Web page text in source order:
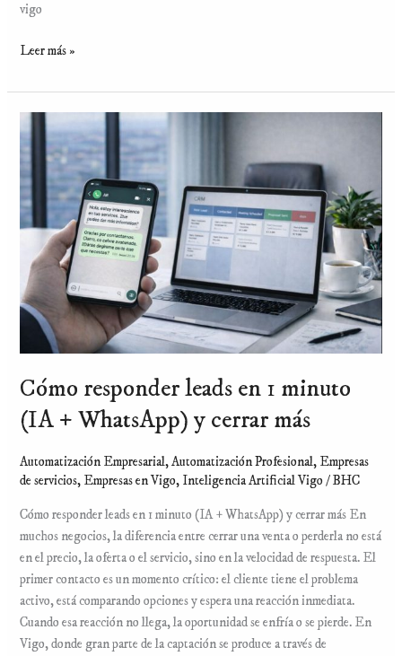
vigo
Leer más »
Cómo responder leads en 1 minuto
(IA + WhatsApp) y cerrar más
Automatización Empresarial,Automatización Profesional, Empresas
de servicios, Empresas en Vigo, Inteligencia Artificial Vigo /BHC
Cómo responder leads en 1 minuto (IA + WhatsApp) y cerrar más En
muchos negocios, la diferencia entre cerrar una venta o perderla no está
en el precio, la oferta o el servicio, sino en la velocidad de respuesta. El
primer contacto es un momento crítico: el cliente tiene el problema
activo, está comparando opciones y espera una reacción inmediata.
Cuando esa reacción no llega, la oportunidad se enfría o se pierde. En
Vigo, donde gran parte de la captación se produce a través de
Cómo
responder
leads
en
1
minuto
WhatsApp)
y
cerrar
más